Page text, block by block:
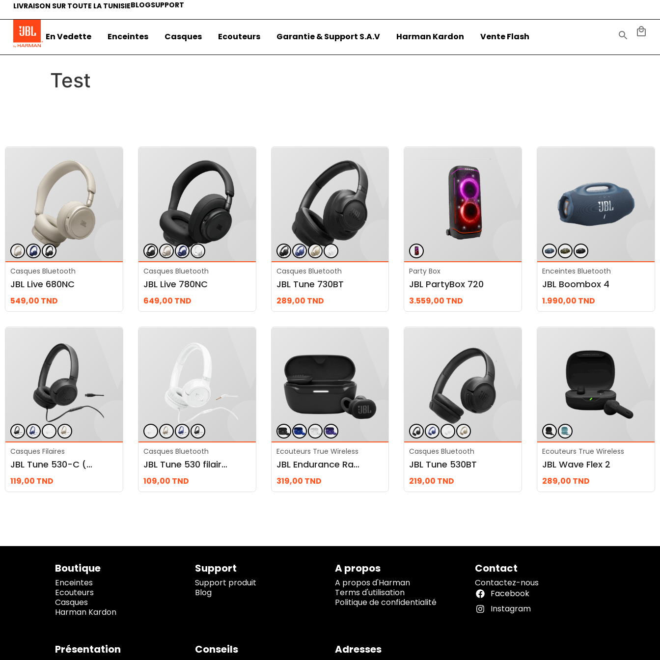
LIVRAISON SUR TOUTE LA TUNISIEBLOGSUPPORT
En Vedette Enceintes Casques Ecouteurs Garantie & Support S.A.V Harman Kardon Vente Flash
Test
Casques Bluetooth
JBL Live 680NC
549,00 TND
Casques Bluetooth
JBL Live 780NC
649,00 TND
Casques Bluetooth
JBL Tune 730BT
289,00 TND
Party Box
JBL PartyBox 720
3.559,00 TND
Enceintes Bluetooth
JBL Boombox 4
1.990,00 TND
Casques Filaires
JBL Tune 530-C (Casque Filaire)
119,00 TND
Casques Bluetooth
JBL Tune 530 filaire (câble jack)
109,00 TND
Ecouteurs True Wireless
JBL Endurance Race 2
319,00 TND
Casques Bluetooth
JBL Tune 530BT
219,00 TND
Ecouteurs True Wireless
JBL Wave Flex 2
289,00 TND
Boutique
Enceintes
Ecouteurs
Casques
Harman Kardon
Support
Support produit
Blog
A propos
A propos d'Harman
Terms d'utilisation
Politique de confidentialité
Contact
Contactez-nous
Facebook
Instagram
Présentation Conseils Adresses